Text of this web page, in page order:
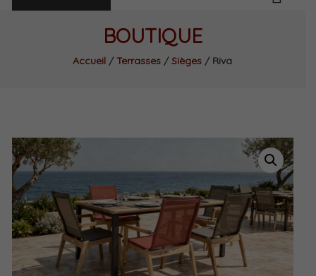
BOUTIQUE
Accueil /Terrasses /Sièges / Riva